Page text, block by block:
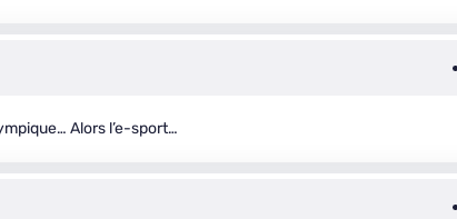
Alors l’e-sport…